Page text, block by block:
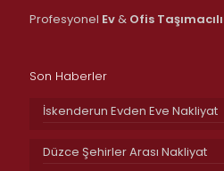
Profesyonel Ev& Ofis
Son Haberler
İskenderun Evden Eve Nakliyat
Düzce Şehirler Arası Nakliyat